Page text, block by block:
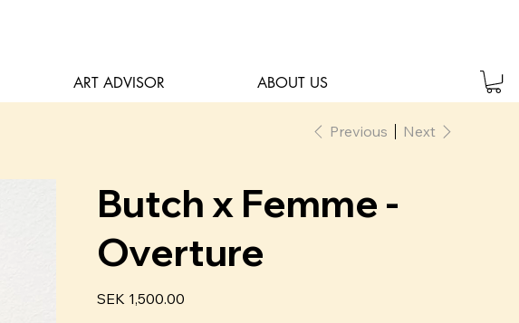
ART ADVISOR ABOUT US
Previous Next
Butch x Femme -
Overture
SEK 1,500.00